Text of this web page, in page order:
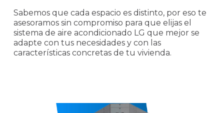
Sabemos que cada espacio es distinto, por eso te
asesoramos sin compromiso para que elijas el
sistema de aire acondicionado LG que mejor se
adapte con tus necesidades y con las
características concretas de tu vivienda.